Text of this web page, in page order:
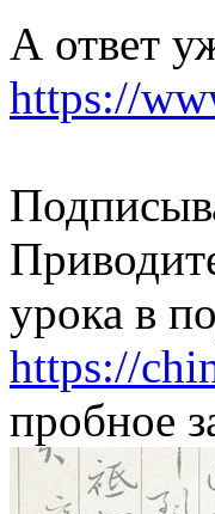
А ответ
https://
урока в
https://
пробное